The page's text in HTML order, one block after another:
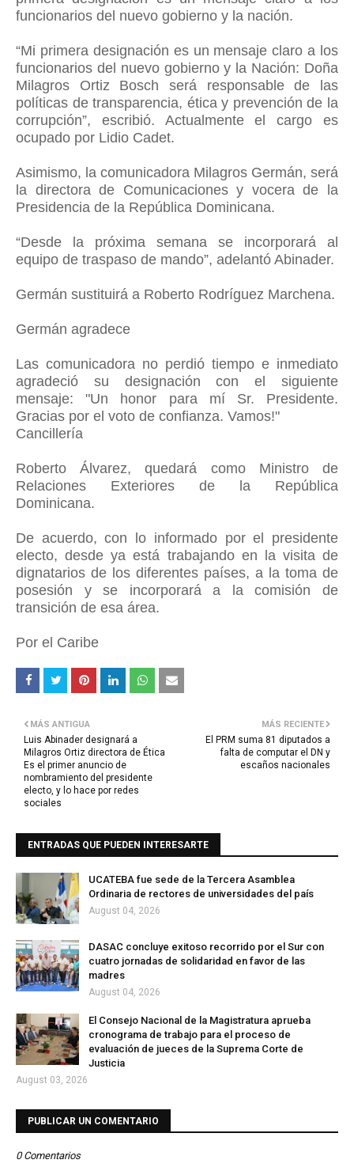
funcionarios del nuevo gobierno y la nación.
“Mi primera designación es un mensaje claro a los
funcionarios del nuevo gobierno y la Nación: Doña
Milagros Ortiz Bosch será responsable de las
políticas de transparencia, ética y prevención de la
corrupción”, escribió. Actualmente el cargo es
ocupado por Lidio Cadet.
Asimismo, la comunicadora Milagros Germán, será
la directora de Comunicaciones y vocera de la
Presidencia de la República Dominicana.
“Desde la próxima semana se incorporará al
equipo de traspaso de mando”, adelantó Abinader.
Germán sustituirá a Roberto Rodríguez Marchena.
Germán agradece
Las comunicadora no perdió tiempo e inmediato
agradeció su designación con el siguiente
mensaje: "Un honor para mí Sr. Presidente.
Gracias por el voto de confianza. Vamos!"
Cancillería
Roberto Álvarez, quedará como Ministro de
Relaciones Exteriores de la República
Dominicana.
De acuerdo, con lo informado por el presidente
electo, desde ya está trabajando en la visita de
dignatarios de los diferentes países, a la toma de
posesión y se incorporará a la comisión de
transición de esa área.
Por el Caribe
MÁS RECIENTE
El PRM suma 81 diputados a
falta de computar el DN y
escaños nacionales
MÁS ANTIGUA
Luis Abinader designará a
Milagros Ortiz directora de Ética
Es el primer anuncio de
nombramiento del presidente
electo, y lo hace por redes
sociales
ENTRADAS QUE PUEDEN INTERESARTE
UCATEBA fue sede de la Tercera Asamblea
Ordinaria de rectores de universidades del país
August 04, 2026
DASAC concluye exitoso recorrido por el Sur con
cuatro jornadas de solidaridad en favor de las
madres
August 04, 2026
El Consejo Nacional de la Magistratura aprueba
cronograma de trabajo para el proceso de
evaluación de jueces de la Suprema Corte de
Justicia
August 03, 2026
PUBLICAR UN COMENTARIO
0 Comentarios